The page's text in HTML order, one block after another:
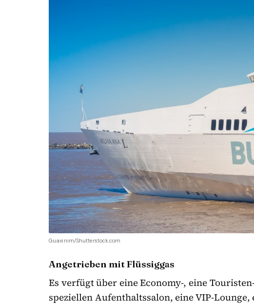
Guaxinim/Shutterstock.com
Angetrieben mit Flüssiggas
Es verfügt über eine Economy-, eine
speziellen Aufenthaltssalon, eine VIP-